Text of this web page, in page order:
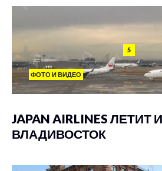
5
ФОТО И ВИДЕО
JAPAN AIRLINES
ВЛАДИВОСТОК